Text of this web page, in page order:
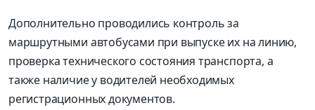
Дополнительно проводились контроль за
маршрутными автобусами при выпуске их на линию,
проверка технического состояния транспорта, а
также наличие у водителей необходимых
регистрационных документов.